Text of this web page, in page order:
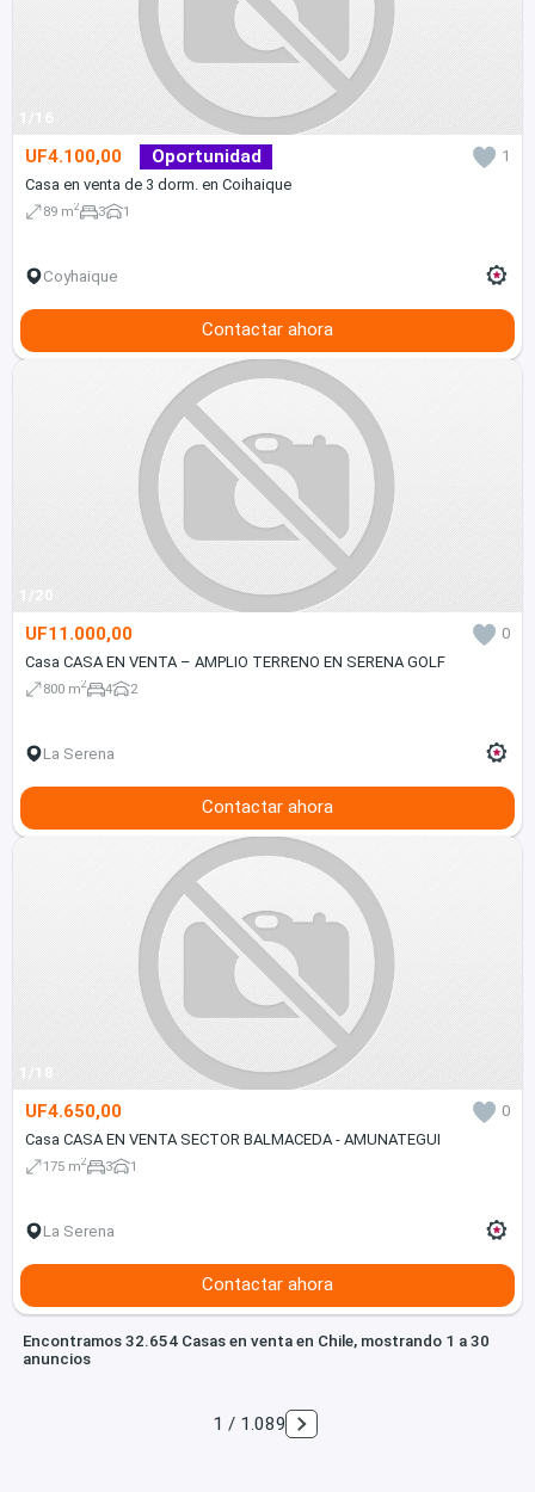
1/16
UF4.100,00 Oportunidad
1
Casa en venta de 3 dorm. en Coihaique
89 m2 3 1
Coyhaique
Contactar ahora
1/20
UF11.000,00
0
Casa CASA EN VENTA – AMPLIO TERRENO EN SERENA GOLF
800 m2 4 2
La Serena
Contactar ahora
1/18
UF4.650,00
0
Casa CASA EN VENTA SECTOR BALMACEDA - AMUNATEGUI
175 m2 3 1
La Serena
Contactar ahora
Encontramos 32.654 Casas en venta en Chile, mostrando 1 a 30
anuncios
1 / 1.089